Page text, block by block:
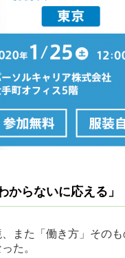
からないに応える」
また「働き方」その
た。